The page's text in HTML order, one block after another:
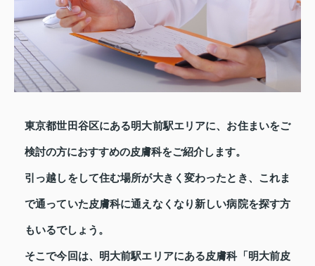
東京都世田谷区にある明大前駅エリアに、お住まいをご
検討の方におすすめの皮膚科をご紹介します。
引っ越しをして住む場所が大きく変わったとき、これま
で通っていた皮膚科に通えなくなり新しい病院を探す方
もいるでしょう。
そこで今回は、明大前駅エリアにある皮膚科「明大前皮